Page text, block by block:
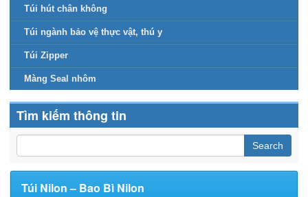
Túi hút chân không
Túi ngành bảo vệ thực vật, thú y
Túi Zipper
Màng Seal nhôm
Tìm kiếm thông tin
Túi Nilon – Bao Bì Nilon